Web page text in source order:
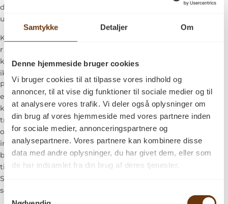
Samtykke Detaljer Om
Denne hjemmeside bruger cookies
Vi bruger cookies til at tilpasse vores indhold og
annoncer, til at vise dig funktioner til sociale medier og til
at analysere vores trafik. Vi deler også oplysninger om
din brug af vores hjemmeside med vores partnere inden
for sociale medier, annonceringspartnere og
analysepartnere. Vores partnere kan kombinere disse
data med andre oplysninger, du har givet dem, eller som
de har indsamlet fra din brug af deres tjenester.
Samtykkevalg
der ikke kan tilgås
udefra.
Kreditkortinformatione
r behandles af
kortindløsere og kan
ikke tilgås af hverken
PA Savværk Korinth A/S
eller ansatte hos
kortindløsere. Disse
transaktioner
opbevares ikke på
interne servere og
behandles på intet
tidspunkt af PA
Savværk Korinth A/S
selv.